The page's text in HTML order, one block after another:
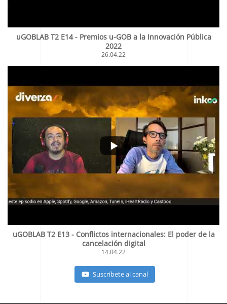
uGOBLAB T2 E14 - Premios u-GOB a la Innovación Pública
2022
26.04.22
uGOBLAB T2 E13 - Conflictos internacionales: El poder de la
cancelación digital
14.04.22
Suscríbete al canal